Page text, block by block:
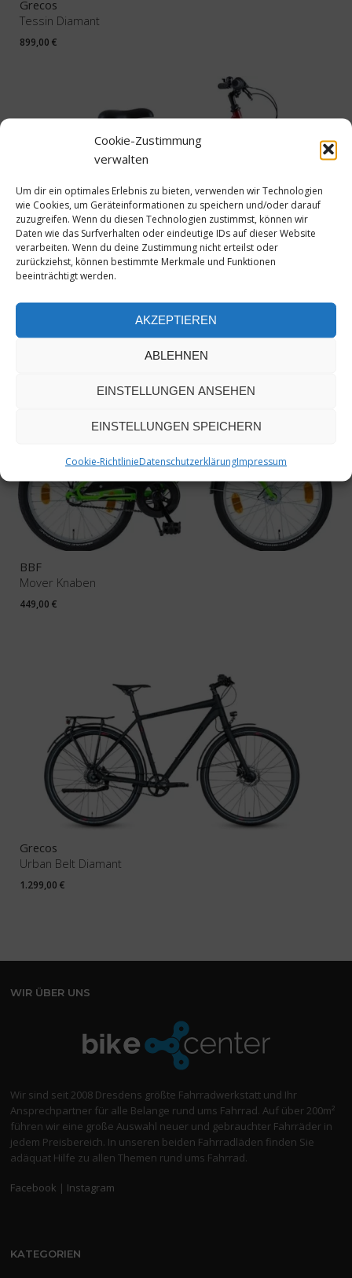
Cookie-Zustimmung
verwalten
Um dir ein optimales Erlebnis zu bieten, verwenden wir Technologien
wie Cookies, um Geräteinformationen zu speichern und/oder darauf
zuzugreifen. Wenn du diesen Technologien zustimmst, können wir
Daten wie das Surfverhalten oder eindeutige IDs auf dieser Website
verarbeiten. Wenn du deine Zustimmung nicht erteilst oder
zurückziehst, können bestimmte Merkmale und Funktionen
beeinträchtigt werden.
AKZEPTIEREN
ABLEHNEN
EINSTELLUNGEN ANSEHEN
EINSTELLUNGEN SPEICHERN
Cookie-RichtlinieDatenschutzerklärungImpressum
Grecos
Tessin Diamant
899,00€
Mover Mädchen
BBF
Mover Knaben
449,00€
Grecos
Urban Belt Diamant
1.299,00€
WIR ÜBER UNS
Wir sind seit 2008 Dresdens größte Fahrradwerkstatt und Ihr
Ansprechpartner für alle Belange rund ums Fahrrad. Auf über 200m²
führen wir eine große Auswahl neuer und gebrauchter Fahrräder in
jedem Preisbereich. In unseren beiden Fahrradläden finden Sie
adäquat Hilfe zu allen Themen rund ums Fahrrad.
Facebook | Instagram
KATEGORIEN